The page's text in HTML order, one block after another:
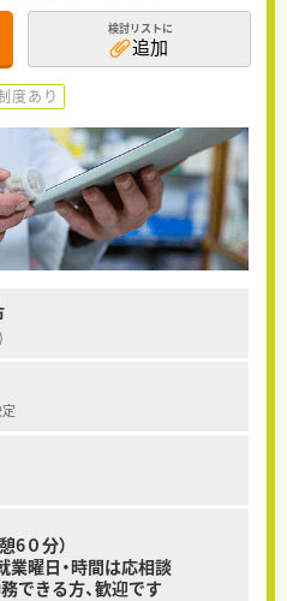
検討リストに
追加
度あり
6０分）
業曜日・時間は応相談
できる方、歓迎です